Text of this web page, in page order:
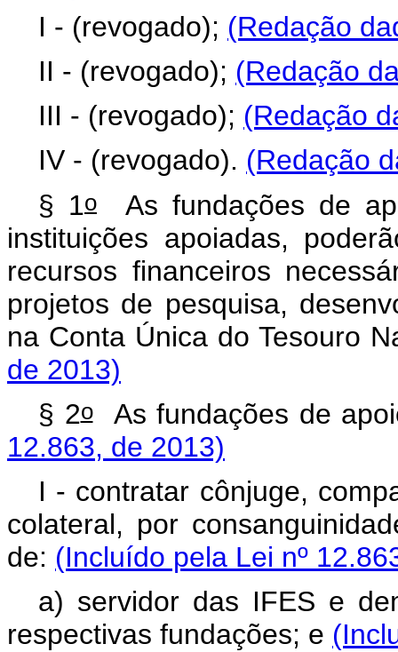
I - (revogado); (Redação
II - (revogado); (Redação
III - (revogado); (Redação
IV - (revogado). (Redação
§ 1o As fundações de
instituições apoiadas,
recursos financeiros
projetos de pesquisa,
na Conta Única do Tesouro
de 2013)
§ 2oAs fundações de
12.863, de 2013)
I - contratar cônjuge,
colateral, por
de: (Incluído pela Lei nº
a) servidor das IFES e
respectivas fundações; e